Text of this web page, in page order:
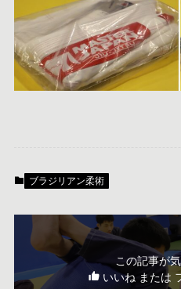
ブラジリアン柔術
この記事が
いいね または